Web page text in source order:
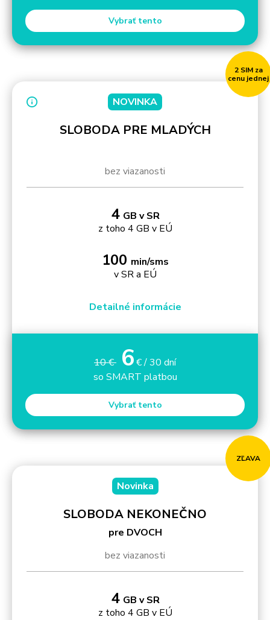
Vybrať tento
2 SIM za
cenu jednej
NOVINKA
SLOBODA PRE MLADÝCH
bez viazanosti
4 GB v SR
z toho 4 GB v EÚ
100 min/sms
v SR a EÚ
Detailné informácie
10 € 6€ / 30 dní
so SMART platbou
Vybrať tento
ZĽAVA
Novinka
SLOBODA NEKONEČNO
pre DVOCH
bez viazanosti
4 GB v SR
z toho 4 GB v EÚ